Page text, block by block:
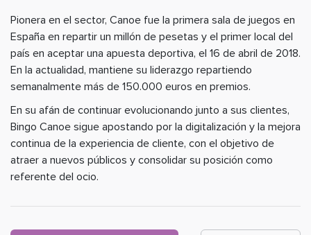
Pionera en el sector, Canoe fue la primera sala de juegos en
España en repartir un millón de pesetas y el primer local del
país en aceptar una apuesta deportiva, el 16 de abril de 2018.
En la actualidad, mantiene su liderazgo repartiendo
semanalmente más de 150.000 euros en premios.
En su afán de continuar evolucionando junto a sus clientes,
Bingo Canoe sigue apostando por la digitalización y la mejora
continua de la experiencia de cliente, con el objetivo de
atraer a nuevos públicos y consolidar su posición como
referente del ocio.